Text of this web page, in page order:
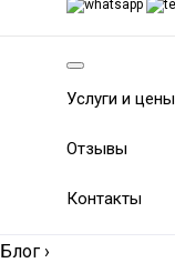
Услуги и цены
Отзывы
Контакты
Блог ›